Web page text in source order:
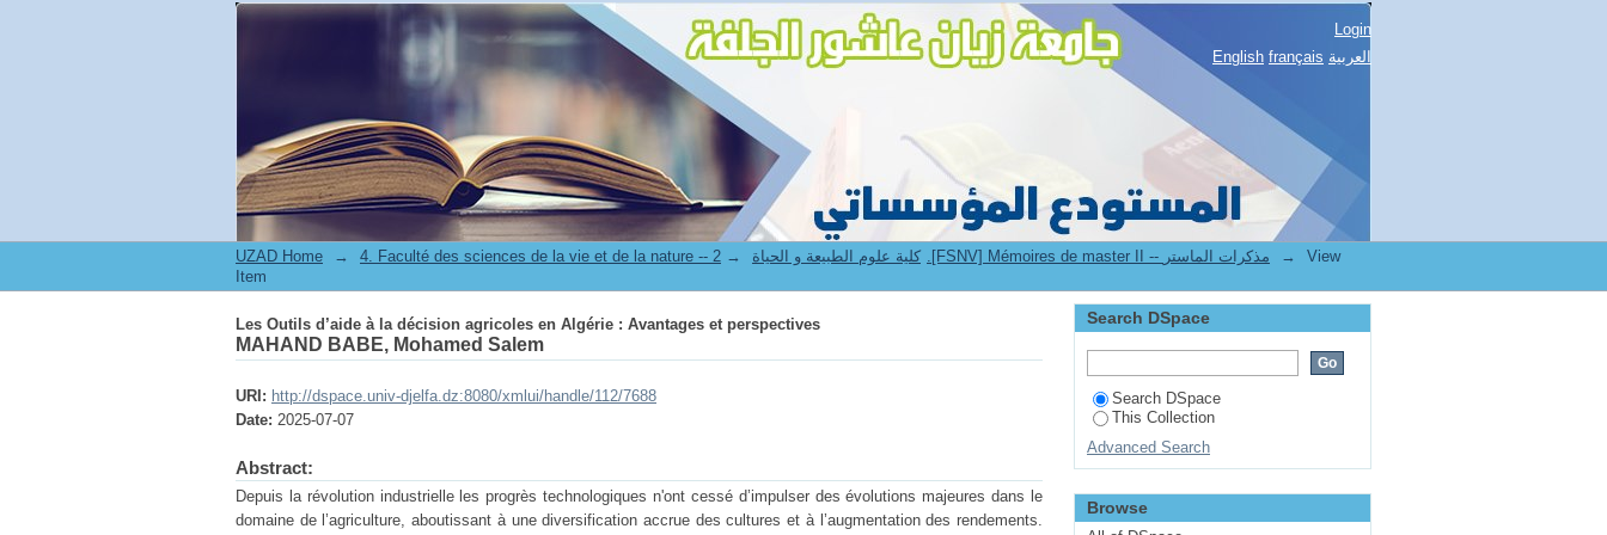
Les Outils d’aide à la décision agricoles en Algérie : Avantages et perspectives
Login
English français العربية
UZAD Home → 4. Faculté des sciences de la vie et de la nature -- كلية علوم الطبيعة و الحياة → 2.[FSNV] Mémoires de master II -- مذكرات الماستر →
View
Item
Les Outils d’aide à la décision agricoles en Algérie : Avantages et perspectives
MAHAND BABE, Mohamed Salem
URI: http://dspace.univ-djelfa.dz:8080/xmlui/handle/112/7688
Date: 2025-07-07
Abstract:
Depuis la révolution industrielle les progrès technologiques n'ont cessé d’impulser des évolutions majeures dans le
domaine de l’agriculture, aboutissant à une diversification accrue des cultures et à l’augmentation des rendements.
Search DSpace
Search DSpace
This Collection
Advanced Search
Browse